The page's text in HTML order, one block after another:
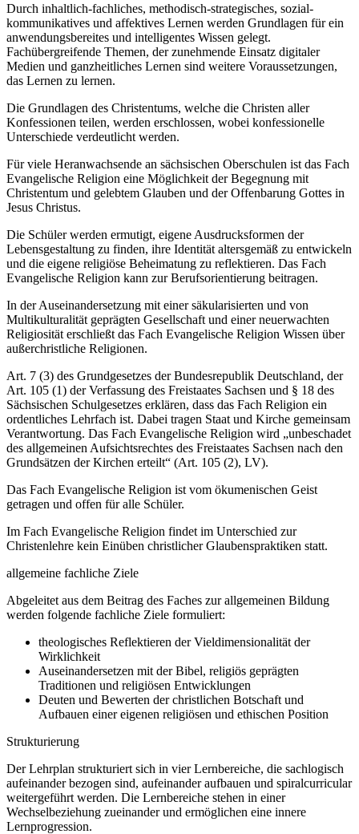
Durch inhaltlich-fachliches, methodisch-strategisches, sozial-
kommunikatives und affektives Lernen werden Grundlagen für ein
anwendungsbereites und intelligentes Wissen gelegt.
Fachübergreifende Themen, der zunehmende Einsatz digitaler
Medien und ganzheitliches Lernen sind weitere Voraussetzungen,
das Lernen zu lernen.
Die Grundlagen des Christentums, welche die Christen aller
Konfessionen teilen, werden erschlossen, wobei konfessionelle
Unterschiede verdeutlicht werden.
Für viele Heranwachsende an sächsischen Oberschulen ist das Fach
Evangelische Religion eine Möglichkeit der Begegnung mit
Christentum und gelebtem Glauben und der Offenbarung Gottes in
Jesus Christus.
Die Schüler werden ermutigt, eigene Ausdrucksformen der
Lebensgestaltung zu finden, ihre Identität altersgemäß zu entwickeln
und die eigene religiöse Beheimatung zu reflektieren. Das Fach
Evangelische Religion kann zur Berufsorientierung beitragen.
In der Auseinandersetzung mit einer säkularisierten und von
Multikulturalität geprägten Gesellschaft und einer neuerwachten
Religiosität erschließt das Fach Evangelische Religion Wissen über
außerchristliche Religionen.
Art. 7 (3) des Grundgesetzes der Bundesrepublik Deutschland, der
Art. 105 (1) der Verfassung des Freistaates Sachsen und § 18 des
Sächsischen Schulgesetzes erklären, dass das Fach Religion ein
ordentliches Lehrfach ist. Dabei tragen Staat und Kirche gemeinsam
Verantwortung. Das Fach Evangelische Religion wird „unbeschadet
des allgemeinen Aufsichtsrechtes des Freistaates Sachsen nach den
Grundsätzen der Kirchen erteilt“ (Art. 105 (2), LV).
Das Fach Evangelische Religion ist vom ökumenischen Geist
getragen und offen für alle Schüler.
Im Fach Evangelische Religion findet im Unterschied zur
Christenlehre kein Einüben christlicher Glaubenspraktiken statt.
allgemeine fachliche Ziele
Abgeleitet aus dem Beitrag des Faches zur allgemeinen Bildung
werden folgende fachliche Ziele formuliert:
theologisches Reflektieren der Vieldimensionalität der
Wirklichkeit
Auseinandersetzen mit der Bibel, religiös geprägten
Traditionen und religiösen Entwicklungen
Deuten und Bewerten der christlichen Botschaft und
Aufbauen einer eigenen religiösen und ethischen Position
Strukturierung
Der Lehrplan strukturiert sich in vier Lernbereiche, die sachlogisch
aufeinander bezogen sind, aufeinander aufbauen und spiralcurricular
weitergeführt werden. Die Lernbereiche stehen in einer
Wechselbeziehung zueinander und ermöglichen eine innere
Lernprogression.